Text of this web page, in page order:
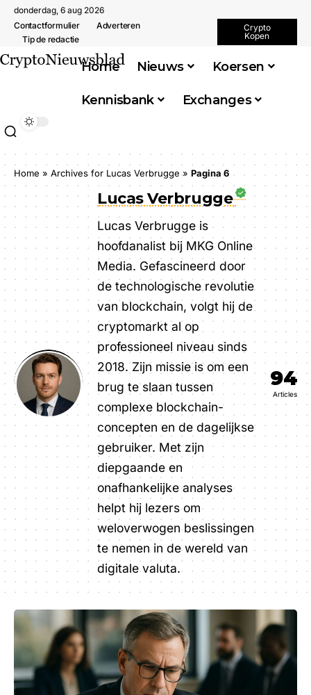
donderdag, 6 aug 2026
Contactformulier
Adverteren
Tip de redactie
Crypto
Kopen
Home Nieuws Koersen
Kennisbank Exchanges
Home » Archives for Lucas Verbrugge» Pagina 6
Lucas Verbrugge
Lucas Verbrugge is
hoofdanalist bij MKG Online
Media. Gefascineerd door
de technologische revolutie
van blockchain, volgt hij de
cryptomarkt al op
professioneel niveau sinds
2018. Zijn missie is om een
brug te slaan tussen
complexe blockchain-
concepten en de dagelijkse
gebruiker. Met zijn
diepgaande en
onafhankelijke analyses
helpt hij lezers om
weloverwogen beslissingen
te nemen in de wereld van
digitale valuta.
94
Articles